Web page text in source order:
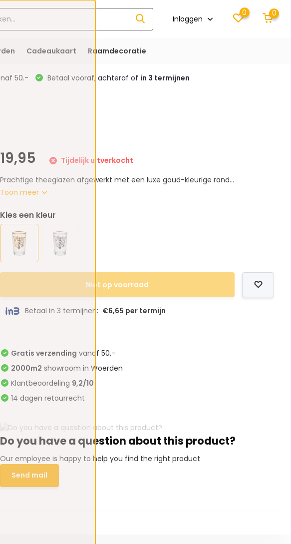
Inloggen
0 0
Cadeaukaart Raamdecoratie
50.- Betaal vooraf, achteraf of in 3 termijnen
19,95
Tijdelijk uitverkocht
Prachtige theeglazen afgewerkt met een luxe goud-kleurige rand...
Toon meer
Kies een kleur
Niet op voorraad
Betaal in 3 termijnen: €6,65 per termijn
Gratis verzending vanaf 50,-
2000m2 showroom in Woerden
Klantbeoordeling 9,2/10
14 dagen retourrecht
Do you have a question about this product?
Our employee is happy to help you find the right product
Send mail